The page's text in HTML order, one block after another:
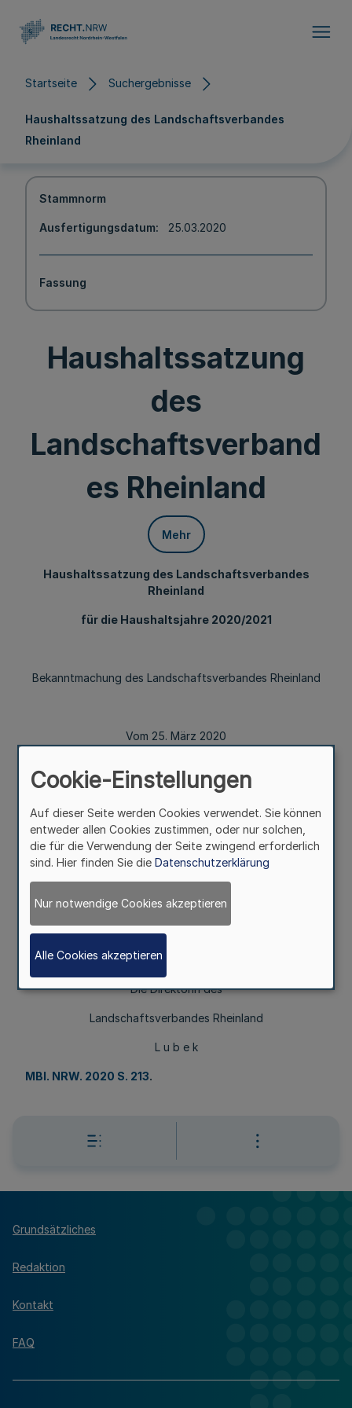
Startseite Suchergebnisse
Haushaltssatzung des Landschaftsverbandes
Rheinland
Stammnorm
Ausfertigungsdatum 25.03.2020
Fassung
Haushaltssatzung
des
Landschaftsverband
es Rheinland
Mehr
Haushaltssatzung des Landschaftsverbandes
Rheinland
für die Haushaltsjahre 2020/2021
Bekanntmachung des Landschaftsverbandes Rheinland
Vom 25. März 2020
Die Haushaltssatzung des Landschaftsverbandes
Rheinland für die Haushaltsjahre 2020/2021 ist im Internet
unter www.bekanntmachungen.lvr.de öffentlich bekannt
Köln, den 25. März 2020
Die Direktorin des
Landschaftsverbandes Rheinland
L u b e k
MBl. NRW. 2020 S. 213.
Grundsätzliches
Redaktion
Kontakt
FAQ
Cookie-Einstellungen
Auf dieser Seite werden Cookies verwendet. Sie können
entweder allen Cookies zustimmen, oder nur solchen,
die für die Verwendung der Seite zwingend erforderlich
sind. Hier finden Sie die Datenschutzerklärung
Nur notwendige Cookies akzeptieren
Alle Cookies akzeptieren